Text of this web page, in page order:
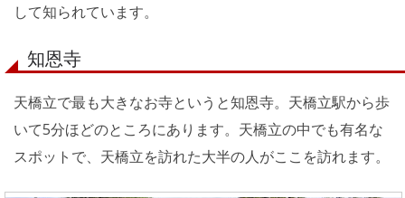
して知られています。
知恩寺
天橋立で最も大きなお寺というと知恩寺。天橋立駅から歩
いて5分ほどのところにあります。天橋立の中でも有名な
スポットで、天橋立を訪れた大半の人がここを訪れます。